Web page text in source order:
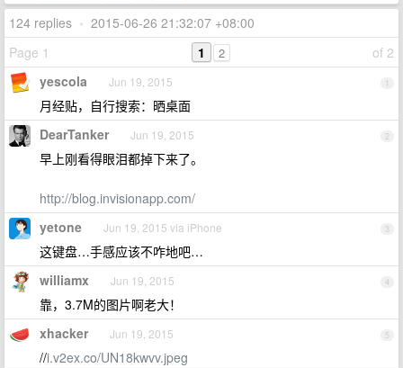
124 replies • 2015-06-26 21:32:07 +08:00
Page 1
of 2
1 2
1
yescola Jun 19, 2015
月经贴，自行搜索：晒桌面
2
DearTanker Jun 19, 2015
早上刚看得眼泪都掉下来了。
http://blog.invisionapp.com/
3
yetone Jun 19, 2015 via iPhone
这键盘…手感应该不咋地吧…
4
williamx Jun 19, 2015
靠，3.7M的图片啊老大！
5
xhacker Jun 19, 2015
//i.v2ex.co/UN18kwvv.jpeg